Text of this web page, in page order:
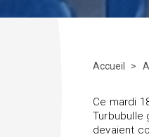
Accueil
Ce mardi
Turbubulle
devaient